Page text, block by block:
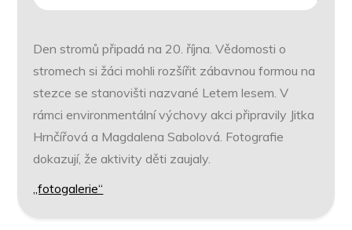
Den stromů připadá na 20. října. Vědomosti o
stromech si žáci mohli rozšířit zábavnou formou na
stezce se stanovišti nazvané Letem lesem. V
rámci environmentální výchovy akci připravily Jitka
Hrnčířová a Magdalena Sabolová. Fotografie
dokazují, že aktivity děti zaujaly.
„fotogalerie“